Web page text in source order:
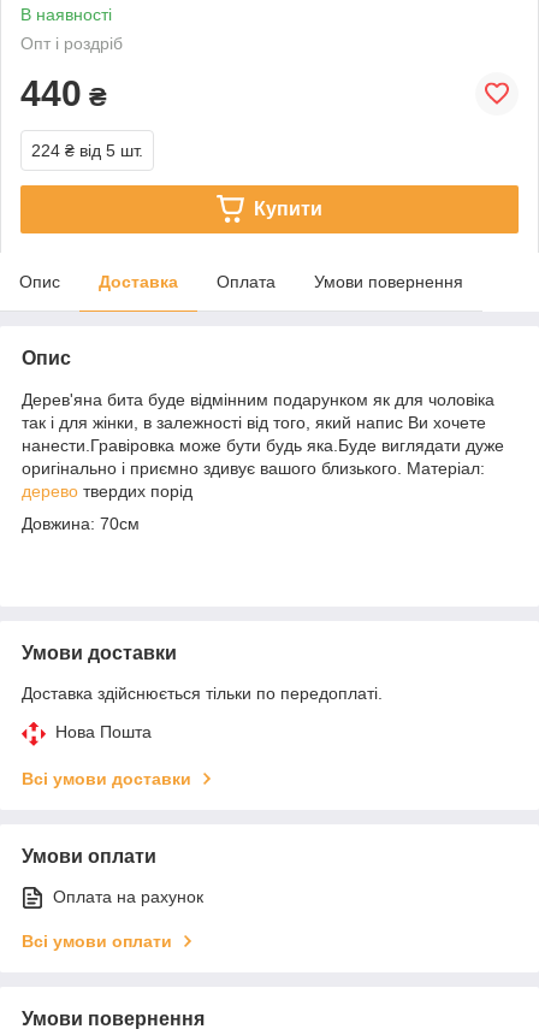
В наявності
Опт і роздріб
440 ₴
224 ₴ від 5 шт.
Купити
Опис Доставка Оплата Умови повернення
Опис
Дерев'яна бита буде відмінним подарунком як для чоловіка
так і для жінки, в залежності від того, який напис Ви хочете
нанести.Гравіровка може бути будь яка.Буде виглядати дуже
оригінально і приємно здивує вашого близького. Матеріал:
дерево твердих порід
Довжина: 70см
Умови доставки
Доставка здійснюється тільки по передоплаті.
Нова Пошта
Всі умови доставки
Умови оплати
Оплата на рахунок
Всі умови оплати
Умови повернення